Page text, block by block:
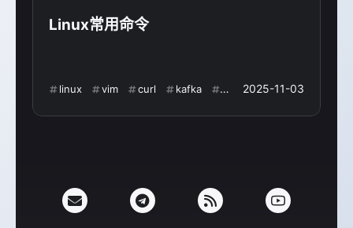
Linux常用命令
linux vim curl kafka mysql 常用命令
2025-11-03